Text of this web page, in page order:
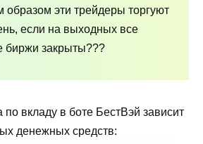
образом эти трейдеры торгуют
если на выходных все
закрыты???
по вкладу в боте БестВэй зависит
денежных средств: